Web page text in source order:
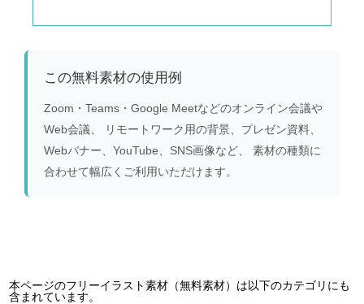
この無料素材の使用例
Zoom・Teams・Google Meetなどのオンライン会議や
Web会議、 リモートワーク用の背景、プレゼン資料、
Webバナー、YouTube、SNS画像など、 素材の種類に
合わせて幅広くご利用いただけます。
本ページのフリーイラスト素材（無料素材）は以下のカテゴリにも
含まれています。